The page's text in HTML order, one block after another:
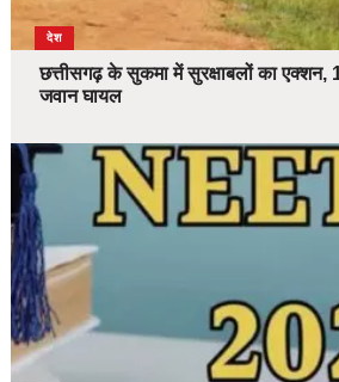
देश
छत्तीसगढ़ के सुकमा में सुरक्षाबलों का एक्शन,
जवान घायल